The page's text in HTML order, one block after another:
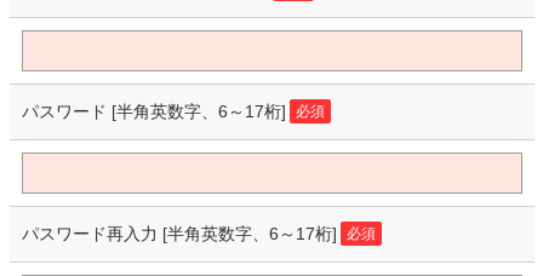
パスワード [半角英数字、6～17桁] 必須
パスワード再入力 [半角英数字、6～17桁] 必須